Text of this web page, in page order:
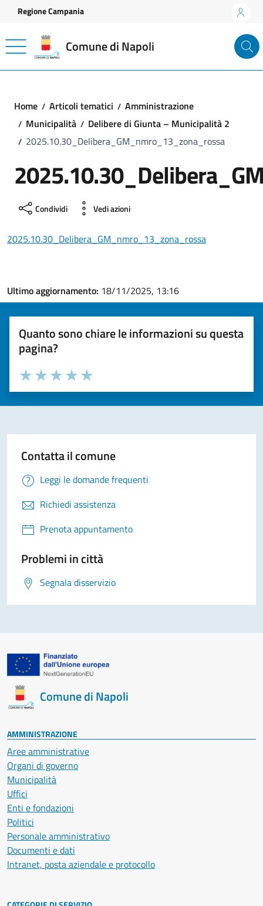
Vai ai contenuti
Vai al footer
Regione Campania
Comune di Napoli
Home Articoli tematici
Amministrazione
Municipalità
Delibere di Giunta – Municipalità 2
2025.10.30_Delibera_GM_nmro_13_zona_rossa
Condividi Vedi azioni
2025.10.30_Delibera_GM_nmro_13_zona_rossa
Ultimo aggiornamento: 18/11/2025, 13:16
Quanto sono chiare le informazioni su questa
pagina?
Valuta la chiarezza delle informazioni (da 1 a 5 stelle)
Seleziona il numero di stelle per valutare la chiarezza delle
Valuta 5 stelle su 5
Valuta 4 stelle su 5
Valuta 3 stelle su 5
Valuta 2 stelle su 5
Valuta 1 stelle su 5
Contatta il comune
Leggi le domande frequenti
Richiedi assistenza
Prenota appuntamento
Problemi in città
Segnala disservizio
Comune di Napoli
AMMINISTRAZIONE
Aree amministrative
Organi di governo
Municipalità
Uffici
Enti e fondazioni
Politici
Personale amministrativo
Documenti e dati
Intranet, posta aziendale e protocollo